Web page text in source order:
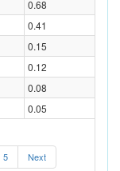
0.68
0.41
0.15
0.12
0.08
0.05
5 Next